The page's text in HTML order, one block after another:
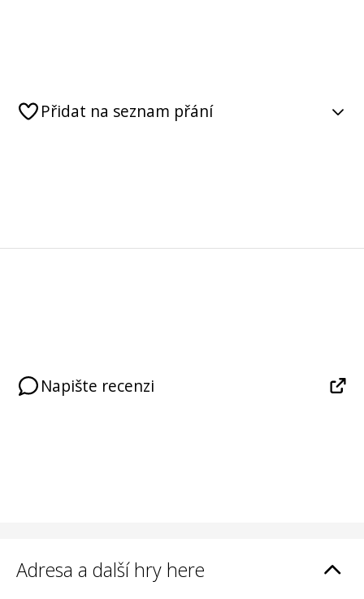
Přidat na seznam přání
Napište recenzi
Adresa a další hry here